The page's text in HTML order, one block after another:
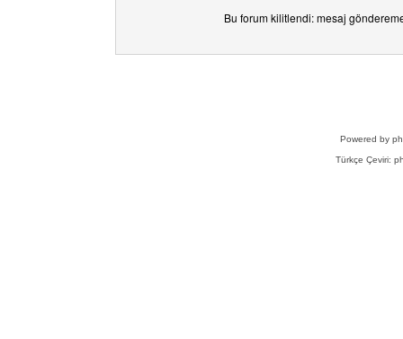
Bu forum kilitlendi: mesaj
Powered by
Türkçe Çeviri: